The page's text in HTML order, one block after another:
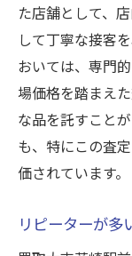
た店舗として、
して丁寧な接客
おいては、専門
場価格を踏まえ
な品を託すこと
も、特にこの査
価されています。
リピーターが多